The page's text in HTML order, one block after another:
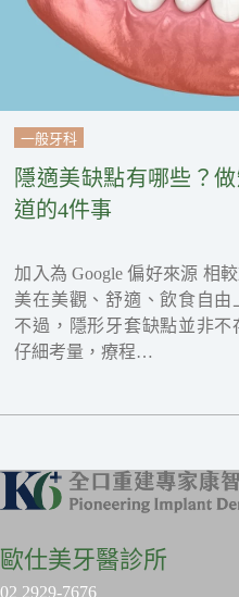
一般牙科
隱適美缺點有哪些？
道的4件事
加入為 Google 偏好來源 相
美在美觀、舒適、飲食自由
不過，隱形牙套缺點並非
仔細考量，療程…
歐仕美牙醫診所
02 2929-7676